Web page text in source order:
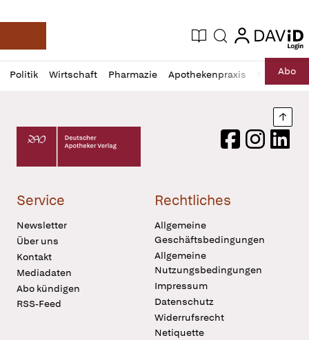
Deutsche Apotheker Zeitung
Aktuelle Ausgabe
Suche login
login
Politik Wirtschaft Pharmazie Apothekenpraxis RechtAbo
Profil
öffnen
Daz
Pur
Deutscher Apotheker Verlag Logo
FacebookInstagram
Service
Newsletter
Über uns
Kontakt
Mediadaten
Abo kündigen
RSS-Feed
Rechtliches
Allgemeine
Geschäftsbedingungen
Allgemeine
Nutzungsbedingungen
Impressum
Datenschutz
Widerrufsrecht
Netiquette